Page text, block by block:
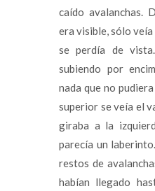
caído avalanchas.
era visible, sólo
se perdía de
subiendo por
nada que no
superior se veía el
giraba a la
parecía un
restos de
habían llegado